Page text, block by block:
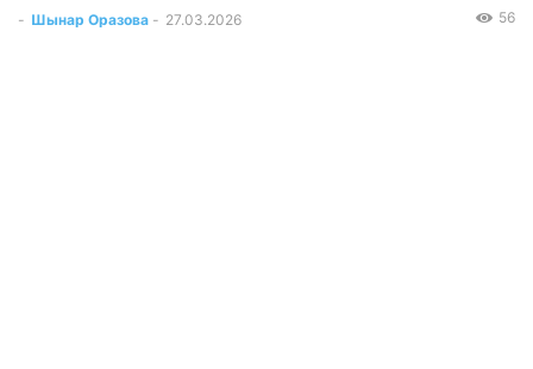
- Шынар Оразова - 27.03.2026 56